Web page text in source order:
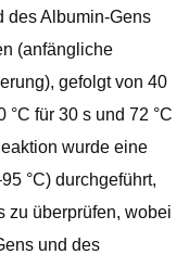
des Albumin-Gens
(anfängliche
gefolgt von 40
für 30 s und 72 °C
wurde eine
°C) durchgeführt,
zu überprüfen, wobei
und des